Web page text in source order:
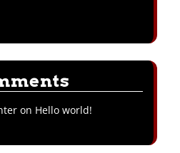
on Hello world!